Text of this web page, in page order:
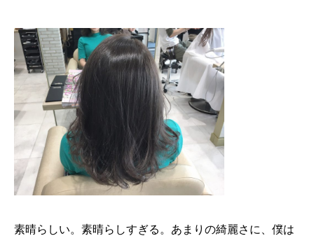
素晴らしい。素晴らしすぎる。あまりの綺麗さに、僕は